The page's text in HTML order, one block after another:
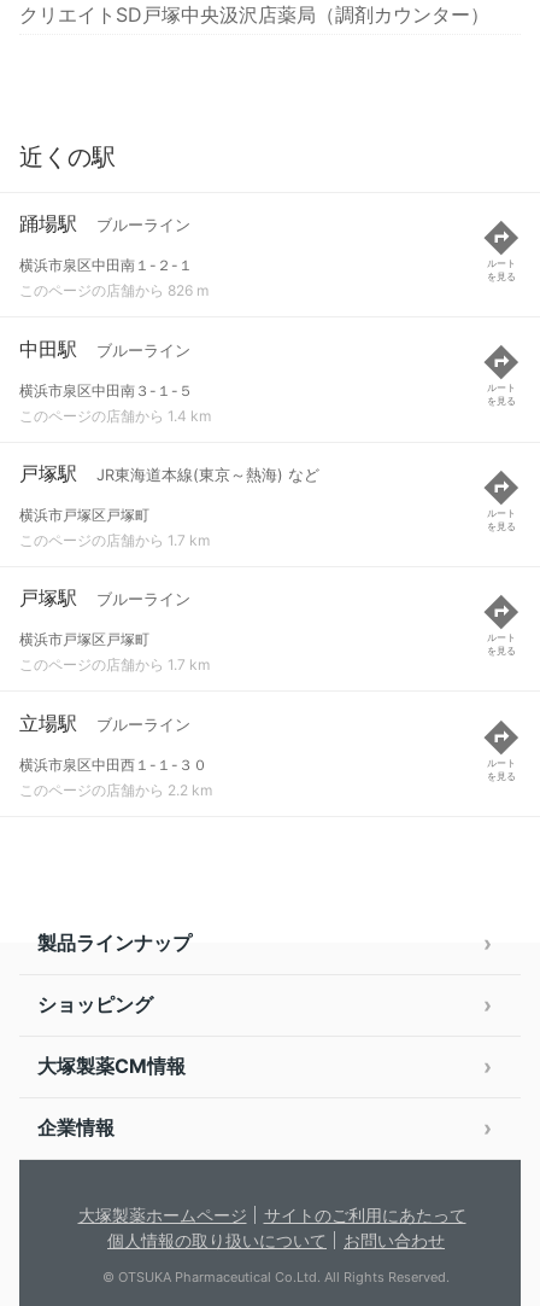
クリエイトSD戸塚中央汲沢店薬局（調剤カウンター）
近くの駅
踊場駅 ブルーライン
横浜市泉区中田南１-２-１
このページの店舗から 826 m
ルート
を見る
中田駅 ブルーライン
横浜市泉区中田南３-１-５
このページの店舗から 1.4 km
ルート
を見る
戸塚駅 JR東海道本線(東京～熱海) など
横浜市戸塚区戸塚町
このページの店舗から 1.7 km
ルート
を見る
戸塚駅 ブルーライン
横浜市戸塚区戸塚町
このページの店舗から 1.7 km
ルート
を見る
立場駅 ブルーライン
横浜市泉区中田西１-１-３０
このページの店舗から 2.2 km
ルート
を見る
製品ラインナップ
ショッピング
大塚製薬CM情報
企業情報
大塚製薬ホームページ
サイトのご利用にあたって
個人情報の取り扱いについて
お問い合わせ
© OTSUKA Pharmaceutical Co.Ltd. All Rights Reserved.